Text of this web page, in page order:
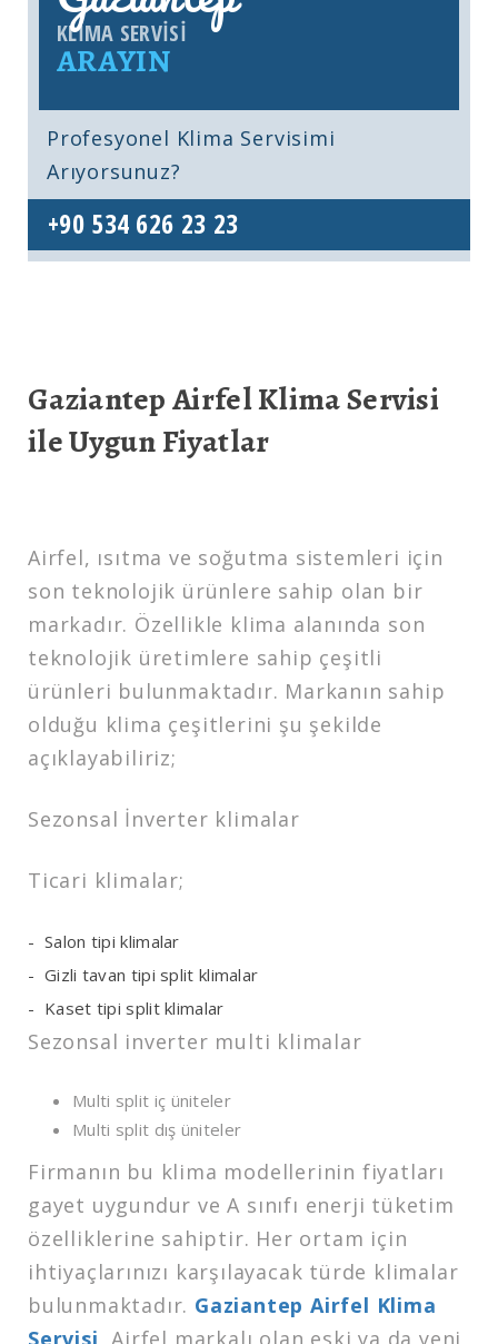
KLIMA SERVISI
ARAYIN
Profesyonel Klima Servisimi
Arıyorsunuz?
+90 534 626 23 23
Gaziantep Airfel Klima Servisi
ile Uygun Fiyatlar
Airfel, ısıtma ve soğutma sistemleri için
son teknolojik ürünlere sahip olan bir
markadır. Özellikle klima alanında son
teknolojik üretimlere sahip çeşitli
ürünleri bulunmaktadır. Markanın sahip
olduğu klima çeşitlerini şu şekilde
açıklayabiliriz;
Sezonsal İnverter klimalar
Ticari klimalar;
Salon tipi klimalar
Gizli tavan tipi split klimalar
Kaset tipi split klimalar
Sezonsal inverter multi klimalar
Multi split iç üniteler
Multi split dış üniteler
Firmanın bu klima modellerinin fiyatları
gayet uygundur ve A sınıfı enerji tüketim
özelliklerine sahiptir. Her ortam için
ihtiyaçlarınızı karşılayacak türde klimalar
bulunmaktadır. Gaziantep Airfel Klima
Servisi Airfel markalı olan eski ya da yeni